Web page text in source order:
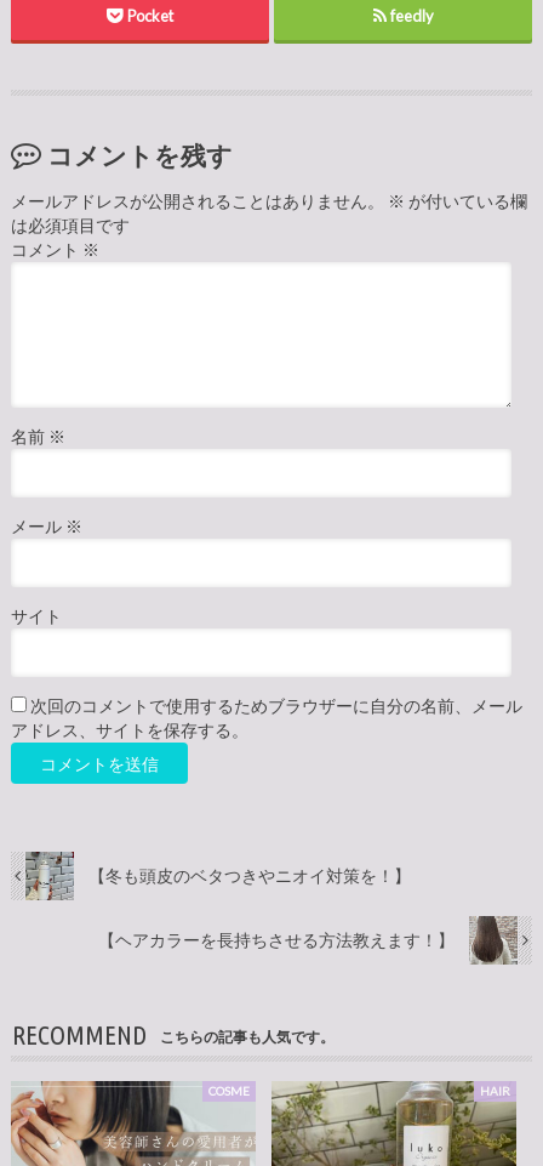
Pocket feedly
コメントを残す
メールアドレスが公開されることはありません。 ※ が付いている欄
は必須項目です
コメント ※
名前 ※
メール ※
サイト
次回のコメントで使用するためブラウザーに自分の名前、メール
アドレス、サイトを保存する。
【冬も頭皮のベタつきやニオイ対策を！】
【ヘアカラーを長持ちさせる方法教えます！】
RECOMMEND こちらの記事も人気です。
COSME HAIR